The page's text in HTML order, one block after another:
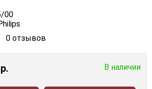
00
0 отзывов
В наличии